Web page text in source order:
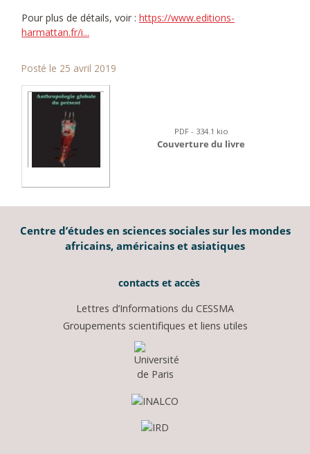
Pour plus de détails, voir : https://www.editions-
harmattan.fr/i...
Posté le 25 avril 2019
PDF - 334.1 kio
Couverture du livre
Centre d’études en sciences sociales sur les mondes
africains, américains et asiatiques
contacts et accès
Lettres d’Informations du CESSMA
Groupements scientifiques et liens utiles